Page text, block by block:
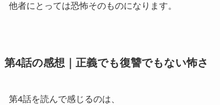
他者にとっては恐怖そのものになります。
第4話の感想｜正義でも復讐でもない怖さ
第4話を読んで感じるのは、